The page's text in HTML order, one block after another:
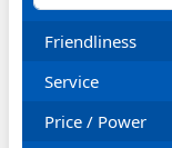
Friendliness
Service
Price / Power